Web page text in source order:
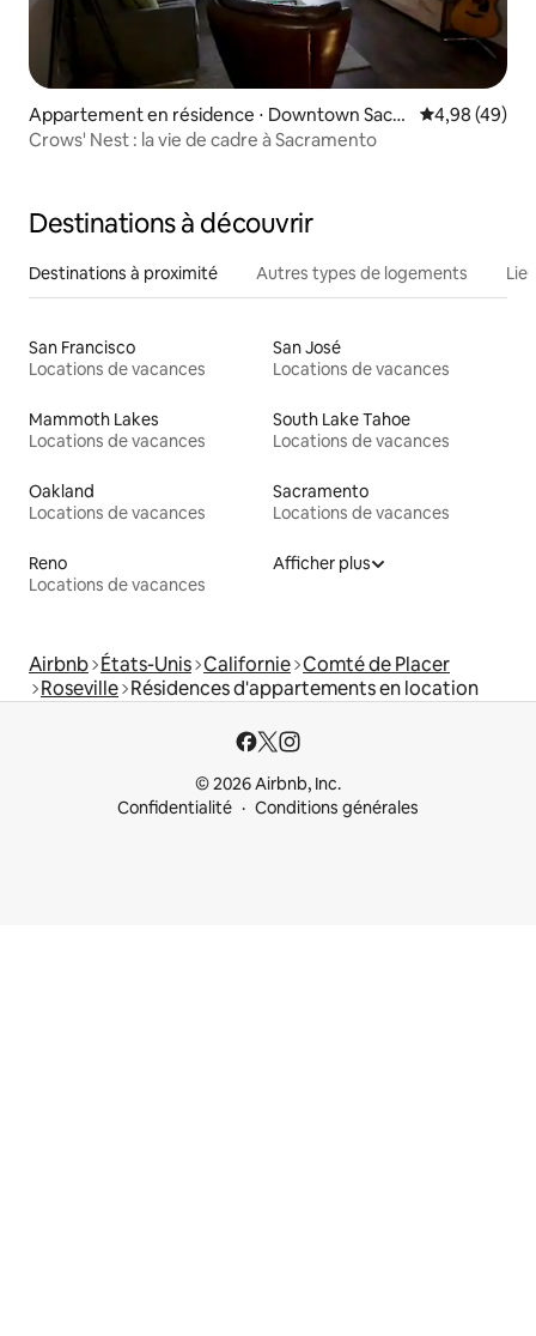
Appartement en résidence ⋅ Downtown Sacra
mento
Évaluation
4,98 (49)
Crows' Nest : la vie de cadre à Sacramento
Destinations à découvrir
Destinations à proximité Autres types de logements
San Francisco
Locations de vacances
San José
Locations de vacances
Mammoth Lakes
Locations de vacances
South Lake Tahoe
Locations de vacances
Oakland
Locations de vacances
Sacramento
Locations de vacances
Reno
Locations de vacances
Afficher plus
Airbnb États-Unis Californie Comté de Placer
Roseville Résidences d'appartements en location
© 2026 Airbnb, Inc.
Confidentialité
Conditions générales